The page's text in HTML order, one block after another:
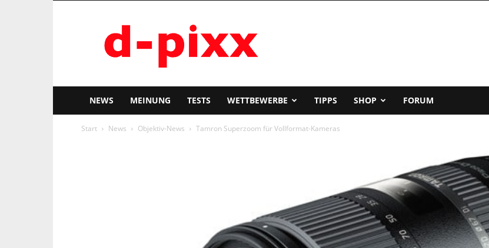
pixx
NEWS MEINUNG TESTS WETTBEWERBE TIPPS SHOP FORUM
Start News Objektiv-News Tamron Superzoom für Vollformat-Kameras